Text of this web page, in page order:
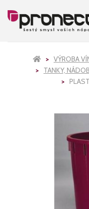
VÝROBA
TANKY,